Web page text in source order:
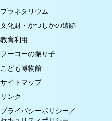
プラネタリウム
文化財・かつしかの遺跡
教育利用
フーコーの振り子
こども博物館
サイトマップ
リンク
プライバシーポリシー／